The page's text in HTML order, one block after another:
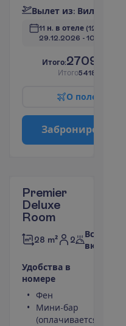
Вылет из: Вил
11 н. в отеле (12 н. всего)
29.12.2026 - 10.01.2027
Итого:2709.00
Итого5418.00
О поле
Заброниро
Premier
Deluxe
Room
28 m² 2
Все
включено
Удобства в
номере
Фен
Мини-бар
(оплачивается)